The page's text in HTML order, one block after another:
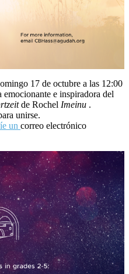
17 de octubre a las 12:00
e inspiradora del
de Rochel Imeinu .
unirse.
un correo electrónico